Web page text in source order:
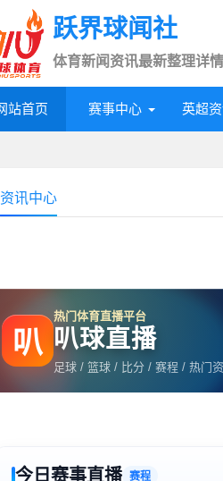
跃界球闻社
体育新闻资讯最新整理详
站首页 赛事中心 英超
资讯中心
叭
热门体育直播平台
叭球直播
足球 / 篮球 / 比分 / 赛程 / 热门